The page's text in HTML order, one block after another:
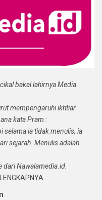
bakal lahirnya Media
mempengaruhi ikhtiar
kata Pram :
selama ia tidak menulis, ia
sejarah. Menulis adalah
dari Nawalamedia.id.